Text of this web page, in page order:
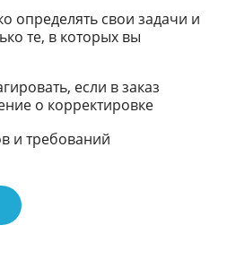
определять свои задачи и
те, в которых вы
если в заказ
о корректировке
и требований